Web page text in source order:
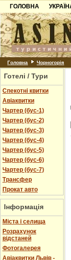
ГОЛОВНА
Азов
Шацьк
Головна Чорногорія
Готелі / Тури
Спекотні квитки
Авіаквитки
Чартер (бус-1)
Чартер (бус-2)
Чартер (бус-3)
Чартер (бус-4)
Чартер (бус-5)
Чартер (бус-6)
Чартер (бус-7)
Трансфер
Прокат авто
Інформація
Міста і селища
Розрахунок
відстаней
Фотогалерея
Авіаквитки Львів -